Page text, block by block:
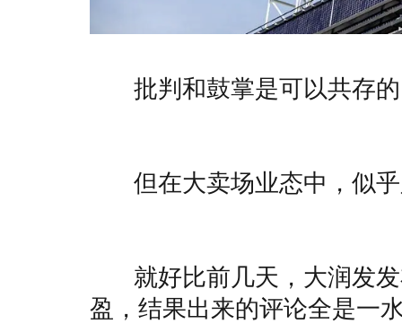
批判和鼓掌是可以共存
但在大卖场业态中，似乎
就好比前几天，大润发发
盈，结果出来的评论全是一